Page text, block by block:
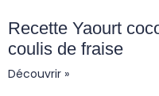
Recette Yaourt
coulis de fraise
Découvrir »